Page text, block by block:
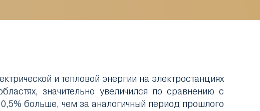
и тепловой энергии на электростанциях
значительно увеличился по сравнению с
больше, чем за аналогичный период прошлого